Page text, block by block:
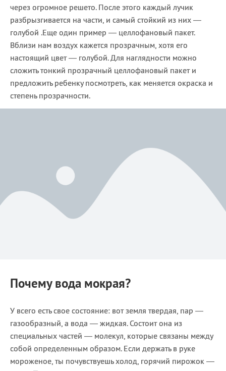
через огромное решето. После этого каждый лучик
разбрызгивается на части, и самый стойкий из них —
голубой .Еще один пример — целлофановый пакет.
Вблизи нам воздух кажется прозрачным, хотя его
настоящий цвет — голубой. Для наглядности можно
сложить тонкий прозрачный целлофановый пакет и
предложить ребенку посмотреть, как меняется окраска и
степень прозрачности.
Почему вода мокрая?
У всего есть свое состояние: вот земля твердая, пар —
газообразный, а вода — жидкая. Состоит она из
специальных частей — молекул, которые связаны между
собой определенным образом. Если держать в руке
мороженое, ты почувствуешь холод, горячий пирожок —